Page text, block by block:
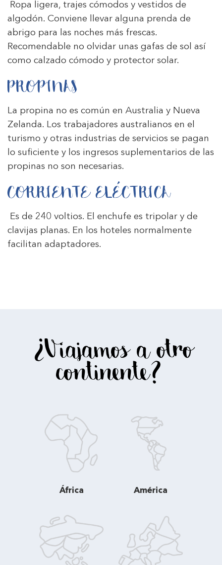
Ropa ligera, trajes cómodos y vestidos de
algodón. Conviene llevar alguna prenda de
abrigo para las noches más frescas.
Recomendable no olvidar unas gafas de sol así
como calzado cómodo y protector solar.
PROPINAS
La propina no es común en Australia y Nueva
Zelanda. Los trabajadores australianos en el
turismo y otras industrias de servicios se pagan
lo suficiente y los ingresos suplementarios de las
propinas no son necesarias.
CORRIENTE ELÉCTRICA
Es de 240 voltios. El enchufe es tripolar y de
clavijas planas. En los hoteles normalmente
facilitan adaptadores.
¿Viajamos a otro
continente?
África América